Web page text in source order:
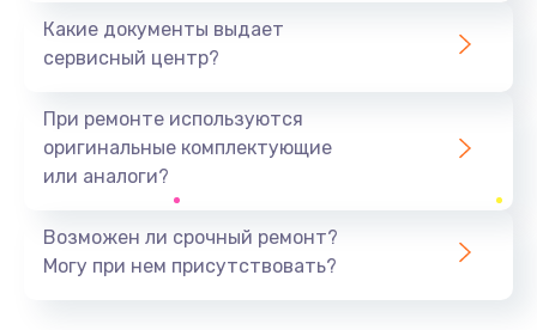
Какие документы выдает
сервисный центр?
При ремонте используются
оригинальные комплектующие
или аналоги?
Возможен ли срочный ремонт?
Могу при нем присутствовать?